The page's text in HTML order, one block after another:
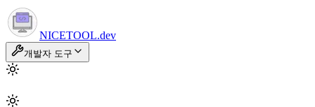
NICETOOL.dev
개발자 도구